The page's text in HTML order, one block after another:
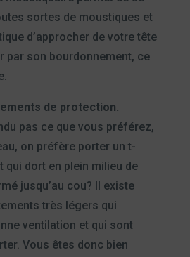
sortes de moustiques et
d’approcher de votre tête
par son bourdonnement, ce
de protection.
pas ce que vous préférez,
on préfère porter un t-
qui dort en plein milieu de
jusqu’au cou? Il existe
très légers qui
ventilation et qui sont
Vous êtes donc bien